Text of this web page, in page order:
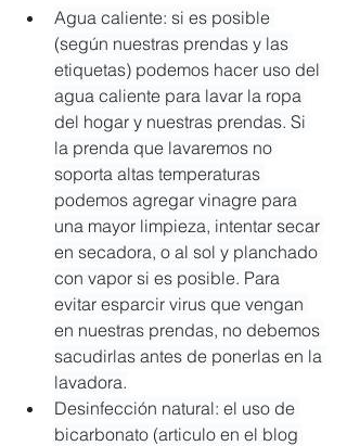
Agua caliente: si es posible
(según nuestras prendas y las
etiquetas) podemos hacer uso del
agua caliente para lavar la ropa
del hogar y nuestras prendas. Si
la prenda que lavaremos no
soporta altas temperaturas
podemos agregar vinagre para
una mayor limpieza, intentar secar
en secadora, o al sol y planchado
con vapor si es posible. Para
evitar esparcir virus que vengan
en nuestras prendas, no debemos
sacudirlas antes de ponerlas en la
lavadora.
Desinfección natural: el uso de
bicarbonato (articulo en el blog